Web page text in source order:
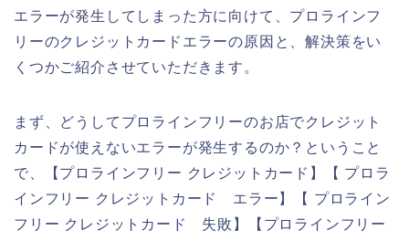
エラーが発生してしまった方に向けて、プロラインフ
リーのクレジットカードエラーの原因と、解決策をい
くつかご紹介させていただきます。
まず、どうしてプロラインフリーのお店でクレジット
カードが使えないエラーが発生するのか？ということ
で、【プロラインフリー クレジットカード】【 プロラ
インフリー クレジットカード エラー】【 プロライン
フリー クレジットカード 失敗】【プロラインフリー